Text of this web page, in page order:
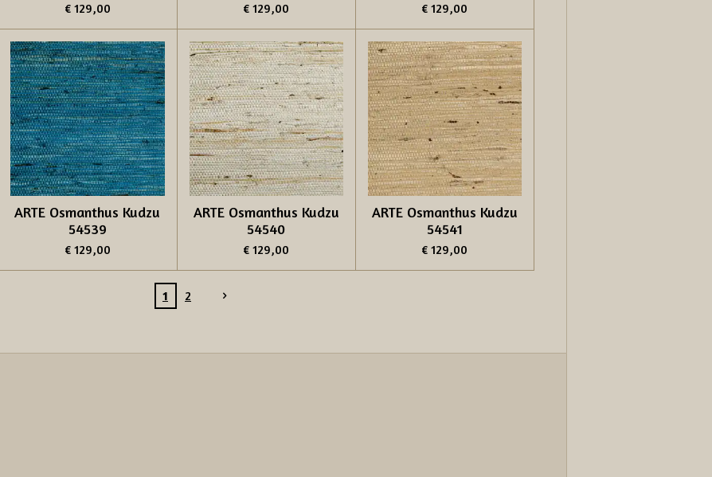
€ 129,00 € 129,00 € 129,00
ARTE Osmanthus Kudzu
54539
€ 129,00
ARTE Osmanthus Kudzu
54540
€ 129,00
ARTE Osmanthus Kudzu
54541
€ 129,00
1 2